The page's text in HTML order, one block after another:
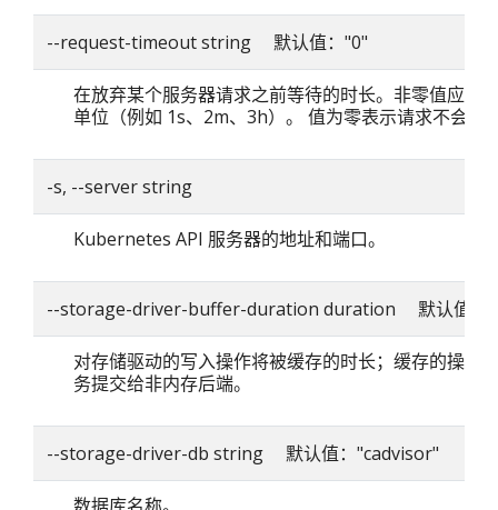
--request-timeout string 默认值："0"
在放弃某个服务器请求之前等待的时长。非零值应包
单位（例如 1s、2m、3h）。 值为零表示请求不会超
-s, --server string
Kubernetes API 服务器的地址和端口。
--storage-driver-buffer-duration duration 默认值：
对存储驱动的写入操作将被缓存的时长；缓存的操作
务提交给非内存后端。
--storage-driver-db string 默认值："cadvisor"